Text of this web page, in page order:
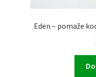
Eden – pomaže